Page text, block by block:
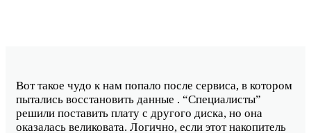
Вот такое чудо к нам попало после сервиса, в котором
пытались восстановить данные . “Специалисты”
решили поставить плату с другого диска, но она
оказалась великовата. Логично, если этот накопитель